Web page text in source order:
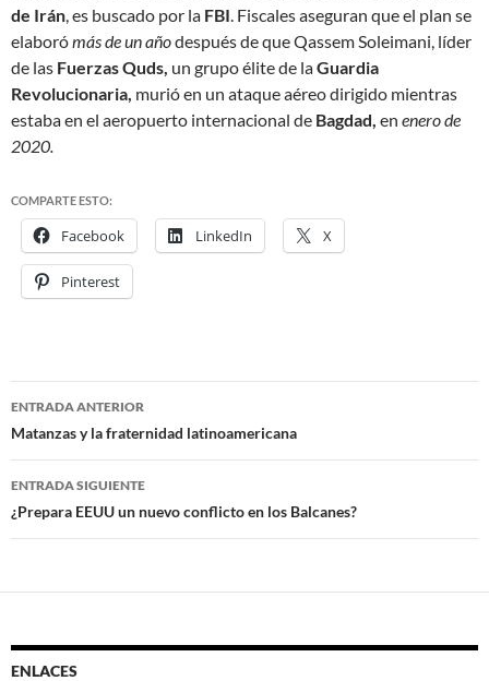
de Irán, es buscado por la FBI. Fiscales aseguran que el plan se
elaborómás de un añodespués de que Qassem Soleimani, líder
de las Fuerzas Quds, un grupo élite de laGuardia
Revolucionaria, murió en un ataque aéreo dirigido mientras
estaba en el aeropuerto internacional de Bagdad, en enero de
2020.
COMPARTE ESTO:
Facebook LinkedIn X
Pinterest
Navegación
de
entradas
ENTRADA ANTERIOR
Matanzas y la fraternidad latinoamericana
ENTRADA SIGUIENTE
¿Prepara EEUU un nuevo conflicto en los Balcanes?
ENLACES